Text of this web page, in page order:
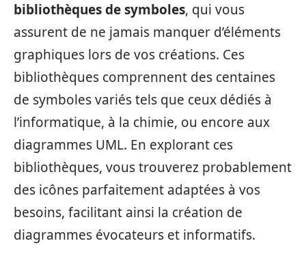
bibliothèques de symboles, qui vous
assurent de ne jamais manquer d’éléments
graphiques lors de vos créations. Ces
bibliothèques comprennent des centaines
de symboles variés tels que ceux dédiés à
l’informatique, à la chimie, ou encore aux
diagrammes UML. En explorant ces
bibliothèques, vous trouverez probablement
des icônes parfaitement adaptées à vos
besoins, facilitant ainsi la création de
diagrammes évocateurs et informatifs.